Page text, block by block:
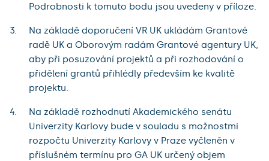
Podrobnosti k tomuto bodu jsou uvedeny v příloze.
Na základě doporučení VR UK ukládám Grantové
radě UK a Oborovým radám Grantové agentury UK,
aby při posuzování projektů a při rozhodování o
přidělení grantů přihlédly především ke kvalitě
projektu.
Na základě rozhodnutí Akademického senátu
Univerzity Karlovy bude v souladu s možnostmi
rozpočtu Univerzity Karlovy v Praze vyčleněn v
příslušném termínu pro GA UK určený objem